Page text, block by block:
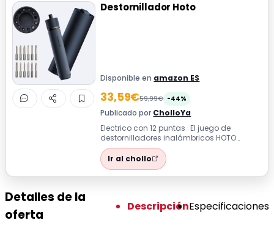
Destornillador Hoto
Disponible en amazon ES
33,59€59,99€ -44%
Publicado por CholloYa
Electrico con 12 puntas · El juego de
destornilladores inalámbricos HOTO
contiene 12 puntas largas de acero S2 de
5.0...Ir al chollo
Detalles de la
oferta
DescripciónEspecificaciones